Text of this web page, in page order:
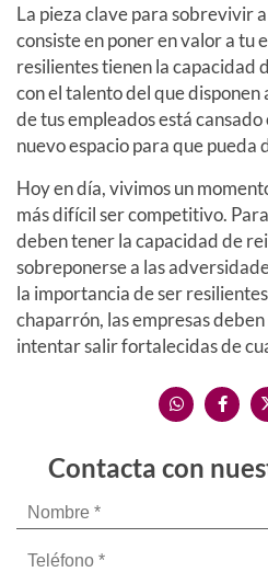
La pieza clave para sobrevivir
consiste en poner en valor a tu
resilientes tienen la capacidad
con el talento del que disponen
de tus empleados está
nuevo espacio para que pueda
Hoy en día, vivimos un
más difícil ser competitivo.
deben tener la capacidad de
sobreponerse a las
la importancia de ser
chaparrón, las empresas
intentar salir fortalecidas de
Contacta con